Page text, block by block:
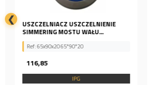
USZCZELNIACZ USZCZELNIENIE
SIMMERING MOSTU WAŁU...
Ref: 65x90x20 65*90*20
116,85
❮